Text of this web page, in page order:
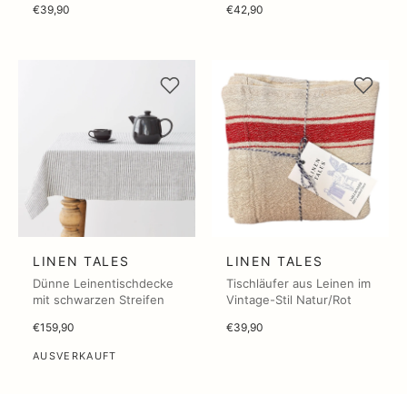
€39,90 €42,90
LINEN TALES
Dünne Leinentischdecke
mit schwarzen Streifen
€159,90
AUSVERKAUFT
LINEN TALES
Tischläufer aus Leinen im
Vintage-Stil Natur/Rot
€39,90